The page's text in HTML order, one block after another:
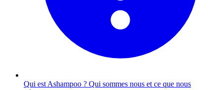
Qui est Ashampoo ? Qui sommes nous et ce que nous